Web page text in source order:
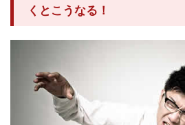
くとこうなる！